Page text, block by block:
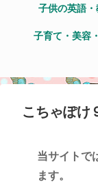
子供の英語・
子育て・美容
こちゃぽけ
当サイトで
ます。